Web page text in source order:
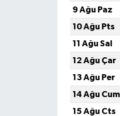
9 Ağu Paz
10 Ağu Pts
11 Ağu Sal
12 Ağu Çar
13 Ağu Per
14 Ağu Cum
15 Ağu Cts